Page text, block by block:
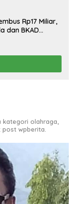
Rp17 Miliar,
dan BKAD
olahraga,
wpberita.